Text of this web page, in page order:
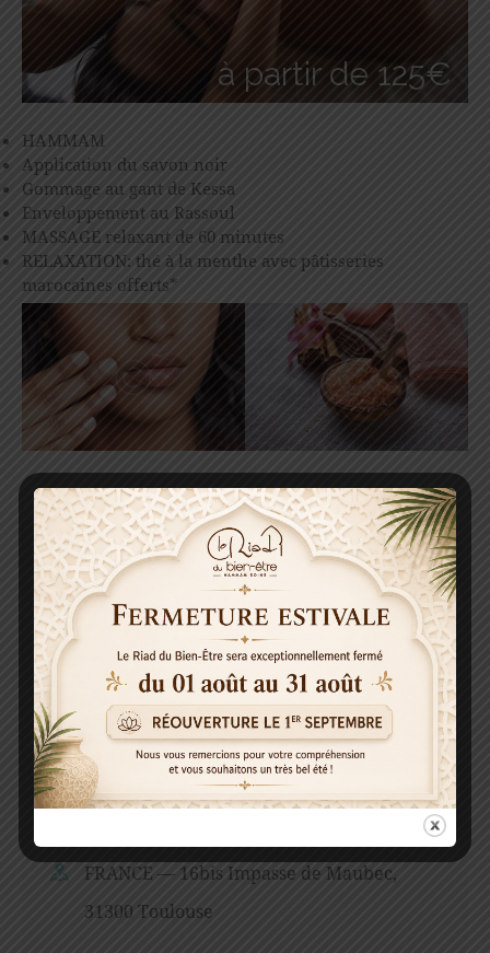
à partir de 125€
HAMMAM
Application du savon noir
Gommage au gant de Kessa
Enveloppement au Rassoul
MASSAGE relaxant de 60 minutes
RELAXATION: thé à la menthe avec pâtisseries
marocaines offerts*
FRANCE — 16bis Impasse de Maubec,
31300 Toulouse